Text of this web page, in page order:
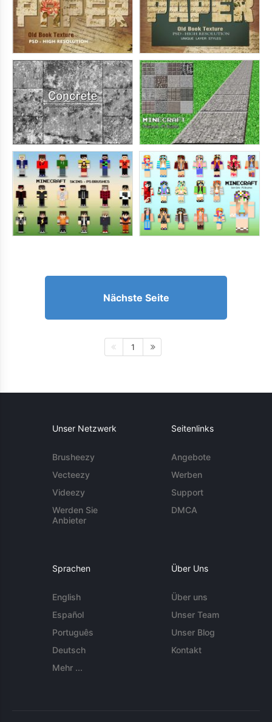
Nächste Seite
1
Unser Netzwerk
Brusheezy
Vecteezy
Videezy
Werden Sie
Anbieter
Seitenlinks
Angebote
Werben
Support
DMCA
Sprachen
English
Español
Português
Deutsch
Mehr ...
Über Uns
Über uns
Unser Team
Unser Blog
Kontakt